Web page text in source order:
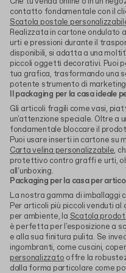
contatto fondamentale con il
Scatola postale
Realizzata in cartone ondulato
urti e pressioni durante il
disponibili, si adatta a una
piccoli oggetti decorativi. Puoi
tua grafica, trasformando una
potente strumento di
Il packaging per la casa ideale
Gli articoli fragili come vasi,
un'attenzione speciale. Oltre a
fondamentale bloccare il
Puoi usare inserti in cartone su
Carta velina personalizzabile,
protettivo contro graffi e urti,
all'unboxing.
Packaging per la casa per
La nostra gamma di imballaggi
Per articoli più piccoli venduti
per ambiente, la Scatola
è perfetta per l'esposizione a
e alla sua finitura pulita. Se
ingombranti, come cuscini,
personalizzato offre la
dalla forma particolare come